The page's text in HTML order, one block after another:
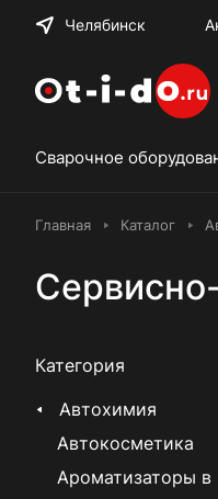
Челябинск
Сварочное
Главная Каталог
Категория
Автохимия
Автокосметика
Ароматизаторы